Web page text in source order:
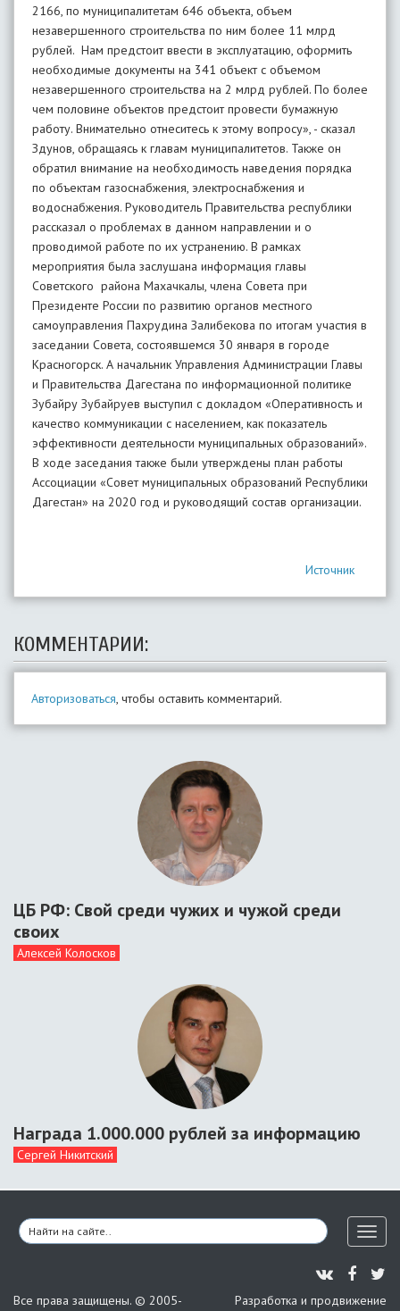
2166, по муниципалитетам 646 объекта, объем
незавершенного строительства по ним более 11 млрд
рублей. Нам предстоит ввести в эксплуатацию, оформить
необходимые документы на 341 объект с объемом
незавершенного строительства на 2 млрд рублей. По более
чем половине объектов предстоит провести бумажную
работу. Внимательно отнеситесь к этому вопросу», - сказал
Здунов, обращаясь к главам муниципалитетов. Также он
обратил внимание на необходимость наведения порядка
по объектам газоснабжения, электроснабжения и
водоснабжения. Руководитель Правительства республики
рассказал о проблемах в данном направлении и о
проводимой работе по их устранению. В рамках
мероприятия была заслушана информация главы
Советского района Махачкалы, члена Совета при
Президенте России по развитию органов местного
самоуправления Пахрудина Залибекова по итогам участия в
заседании Совета, состоявшемся 30 января в городе
Красногорск. А начальник Управления Администрации Главы
и Правительства Дагестана по информационной политике
Зубайру Зубайруев выступил с докладом «Оперативность и
качество коммуникации с населением, как показатель
эффективности деятельности муниципальных образований».
В ходе заседания также были утверждены план работы
Ассоциации «Совет муниципальных образований Республики
Дагестан» на 2020 год и руководящий состав организации.
Источник
КОММЕНТАРИИ:
Авторизоваться, чтобы оставить комментарий.
ЦБ РФ: Свой среди чужих и чужой среди
своих
Алексей Колосков
Награда 1.000.000 рублей за информацию
Сергей Никитский
Все права защищены. © 2005-
Разработка и продвижение